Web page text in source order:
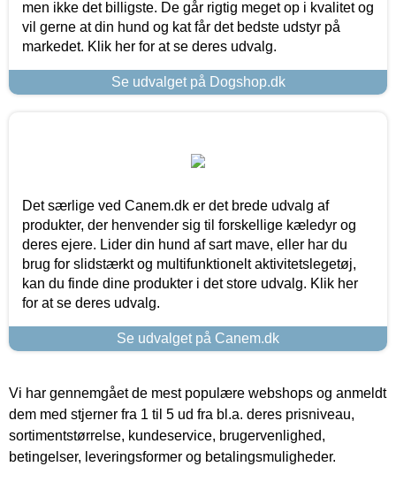
men ikke det billigste. De går rigtig meget op i kvalitet og
vil gerne at din hund og kat får det bedste udstyr på
markedet. Klik her for at se deres udvalg.
Se udvalget på Dogshop.dk
Det særlige ved Canem.dk er det brede udvalg af
produkter, der henvender sig til forskellige kæledyr og
deres ejere. Lider din hund af sart mave, eller har du
brug for slidstærkt og multifunktionelt aktivitetslegetøj,
kan du finde dine produkter i det store udvalg. Klik her
for at se deres udvalg.
Se udvalget på Canem.dk
Vi har gennemgået de mest populære webshops og anmeldt
dem med stjerner fra 1 til 5 ud fra bl.a. deres prisniveau,
sortimentstørrelse, kundeservice, brugervenlighed,
betingelser, leveringsformer og betalingsmuligheder.